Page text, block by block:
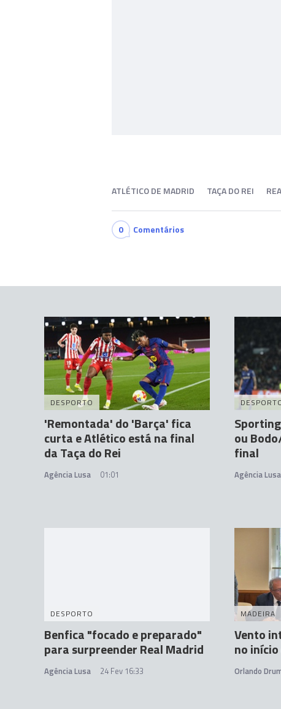
ATLÉTICO DE MADRID TAÇA DO REI
0 Comentários
DESPORTO
'Remontada' do 'Barça' fica
curta e Atlético está na final
da Taça do Rei
Agência Lusa 01:01
ou
final
Agência Lusa
DESPORTO
Benfica "focado e preparado"
para surpreender Real Madrid
Agência Lusa 24 Fev 16:33
MADEIRA
Vento
no
Orlando